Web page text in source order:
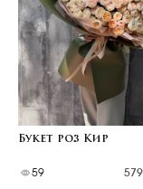
Букет роз Кир
59